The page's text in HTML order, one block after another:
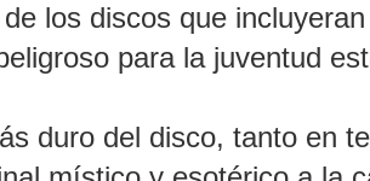
los discos que incluyeran
para la juventud
duro del disco, tanto en